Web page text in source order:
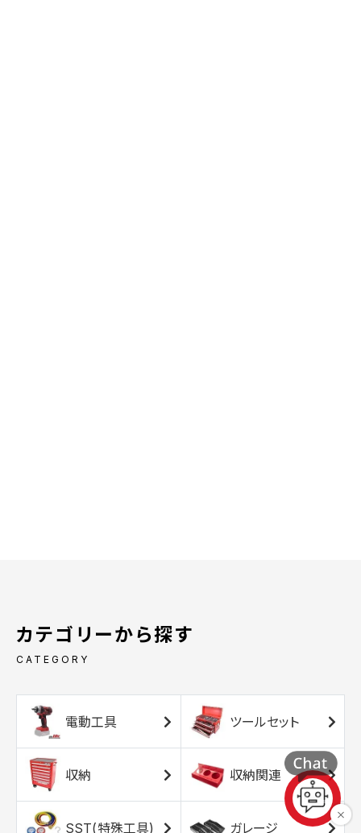
カテゴリーから探す
CATEGORY
電動工具 ツールセット
収納 収納関連
SST(特殊工具) ガレージ